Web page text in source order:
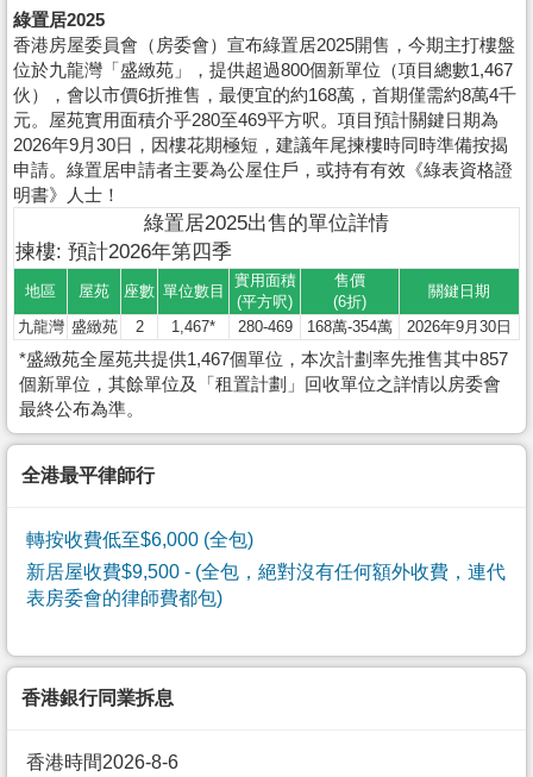
綠置居2025
香港房屋委員會（房委會）宣布綠置居2025開售，今期主打樓盤
位於九龍灣「盛緻苑」，提供超過800個新單位（項目總數1,467
伙），會以市價6折推售，最便宜的約168萬，首期僅需約8萬4千
元。屋苑實用面積介乎280至469平方呎。項目預計關鍵日期為
2026年9月30日，因樓花期極短，建議年尾揀樓時同時準備按揭
申請。綠置居申請者主要為公屋住戶，或持有有效《綠表資格證
明書》人士！
綠置居2025出售的單位詳情
揀樓: 預計2026年第四季
地區 屋苑 座數 單位數目
實用面積
(平方呎)
售價
(6折)
關鍵日期
九龍灣 盛緻苑 2 1,467* 280-469 168萬-354萬 2026年9月30日
*盛緻苑全屋苑共提供1,467個單位，本次計劃率先推售其中857
個新單位，其餘單位及「租置計劃」回收單位之詳情以房委會
最終公布為準。
全港最平律師行
轉按收費低至$6,000 (全包)
新居屋收費$9,500 - (全包，絕對沒有任何額外收費，連代
表房委會的律師費都包)
香港銀行同業拆息
香港時間2026-8-6